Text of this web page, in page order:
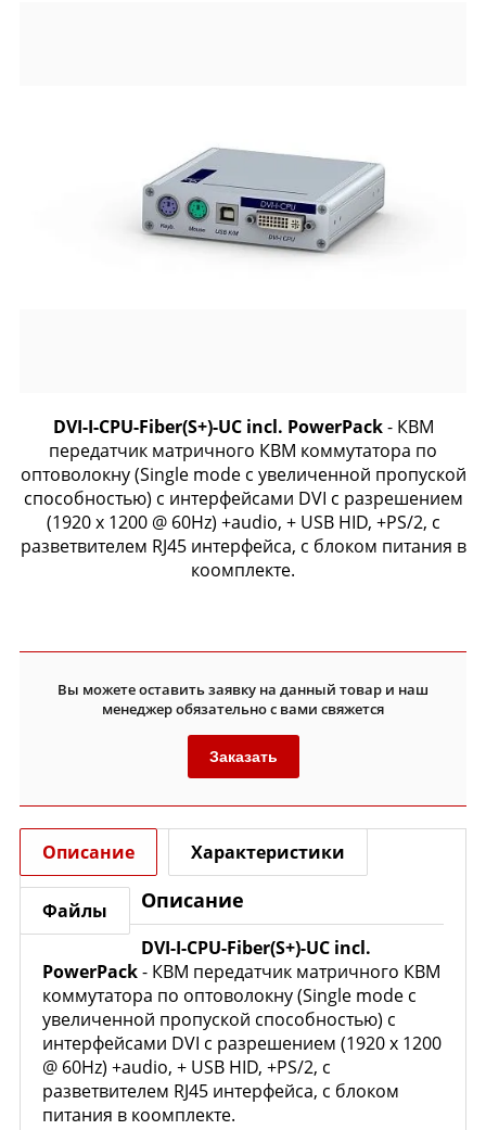
DVI-I-CPU-Fiber(S+)-UC incl. PowerPack- КВМ
передатчик матричного КВМ коммутатора по
оптоволокну (Single mode с увеличенной пропуской
способностью) с интерфейсами DVI с разрешением
(1920 x 1200 @ 60Hz) +audio, + USB HID, +PS/2, с
разветвителем RJ45 интерфейса, c блоком питания в
коомплекте.
Вы можете оставить заявку на данный товар и наш
менеджер обязательно с вами свяжется
Заказать
Описание Характеристики
Файлы Описание
DVI-I-CPU-Fiber(S+)-UC incl.
PowerPack- КВМ передатчик матричного КВМ
коммутатора по оптоволокну (Single mode с
увеличенной пропуской способностью) с
интерфейсами DVI с разрешением (1920 x 1200
@ 60Hz) +audio, + USB HID, +PS/2, с
разветвителем RJ45 интерфейса, c блоком
питания в коомплекте.